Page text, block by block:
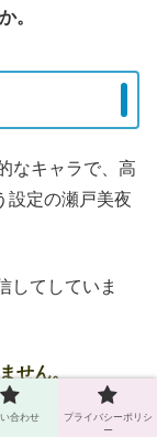
。
なキャラで、高
設定の瀬戸美夜
してしていま
せん。
信経験がない
合わせ
プライバシーポリシ
ー